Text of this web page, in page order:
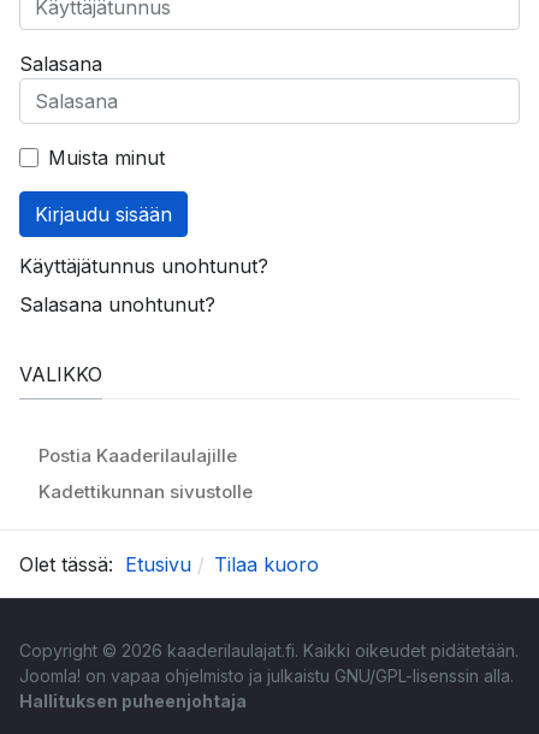
Salasana
Muista minut
Kirjaudu sisään
Käyttäjätunnus unohtunut?
Salasana unohtunut?
VALIKKO
Postia Kaaderilaulajille
Kadettikunnan sivustolle
Olet tässä: Etusivu Tilaa kuoro
Copyright © 2026 kaaderilaulajat.fi. Kaikki oikeudet pidätetään.
Joomla! on vapaa ohjelmisto ja julkaistu GNU/GPL-lisenssin alla.
Hallituksen puheenjohtaja